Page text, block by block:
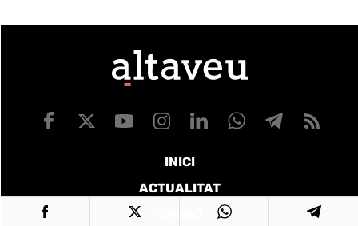
INICI
ACTUALITAT